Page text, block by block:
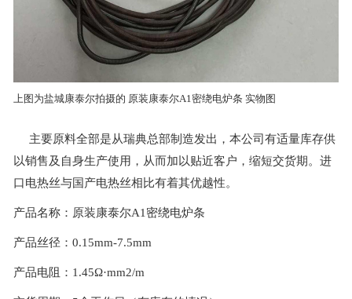
上图为盐城康泰尔拍摄的 原装康泰尔A1密绕电炉条 实物图
主要原料全部是从瑞典总部制造发出，本公司有适量库存供
以销售及自身生产使用，从而加以贴近客户，缩短交货期。进
口电热丝与国产电热丝相比有着其优越性。
产品名称：原装康泰尔A1密绕电炉条
产品丝径：0.15mm-7.5mm
产品电阻：1.45Ω·mm2/m